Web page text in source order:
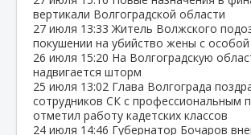
вертикали Волгоградской области
27 июля 13:33 Житель Волжского
покушении на убийство жены с
26 июля 15:20 На Волгоградскую
надвигается шторм
25 июля 13:02 Глава Волгограда
сотрудников СК с профессиональным
отметил работу кадетских классов
24 июля 14:46 Губернатор Бочаров